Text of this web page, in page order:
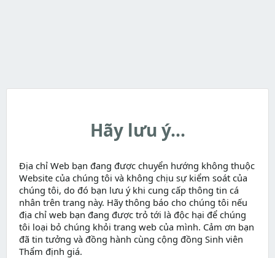
Hãy lưu ý...
Địa chỉ Web bạn đang được chuyển hướng không thuộc
Website của chúng tôi và không chịu sự kiểm soát của
chúng tôi, do đó bạn lưu ý khi cung cấp thông tin cá
nhân trên trang này. Hãy thông báo cho chúng tôi nếu
địa chỉ web bạn đang được trỏ tới là độc hại để chúng
tôi loại bỏ chúng khỏi trang web của mình. Cảm ơn bạn
đã tin tưởng và đồng hành cùng cộng đồng Sinh viên
Thẩm định giá.